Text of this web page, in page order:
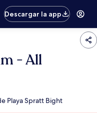
Descargar la app
- All
Playa Spratt Bight